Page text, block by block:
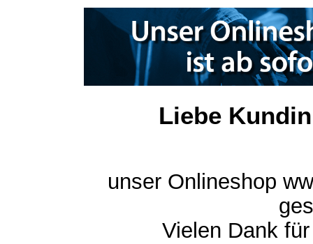
Liebe
unser Onlineshop
Vielen Dank